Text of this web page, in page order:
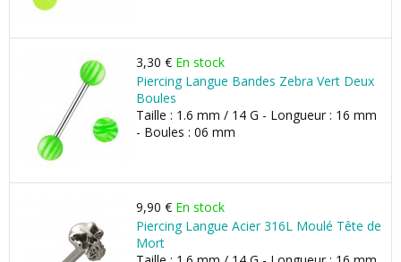
3,30 € En stock
Piercing Langue Bandes Zebra Vert Deux
Boules
Taille : 1.6 mm / 14 G - Longueur : 16 mm
- Boules : 06 mm
9,90 € En stock
Piercing Langue Acier 316L Moulé Tête de
Mort